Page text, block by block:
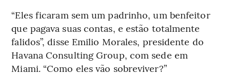
“Eles ficaram sem um padrinho, um benfeitor
que pagava suas contas, e estão totalmente
falidos”, disse Emilio Morales, presidente do
Havana Consulting Group, com sede em
Miami. “Como eles vão sobreviver?”